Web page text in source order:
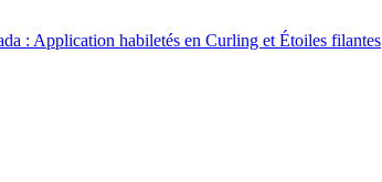
: Application habiletés en Curling et Étoiles filantes